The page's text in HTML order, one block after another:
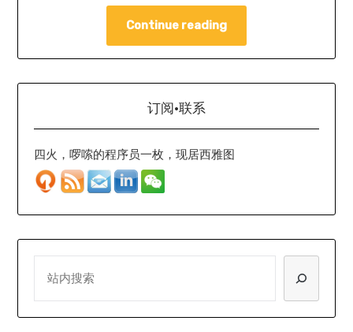
Continue reading
订阅·联系
四火，啰嗦的程序员一枚，现居西雅图